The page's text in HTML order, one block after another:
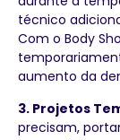
técnico
Com o Body
aumento da
3. Projetos
precisam,